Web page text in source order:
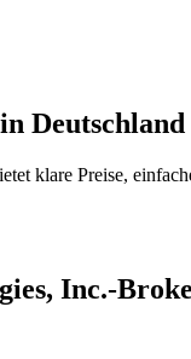
Deutschland
klare Preise,
Inc.-